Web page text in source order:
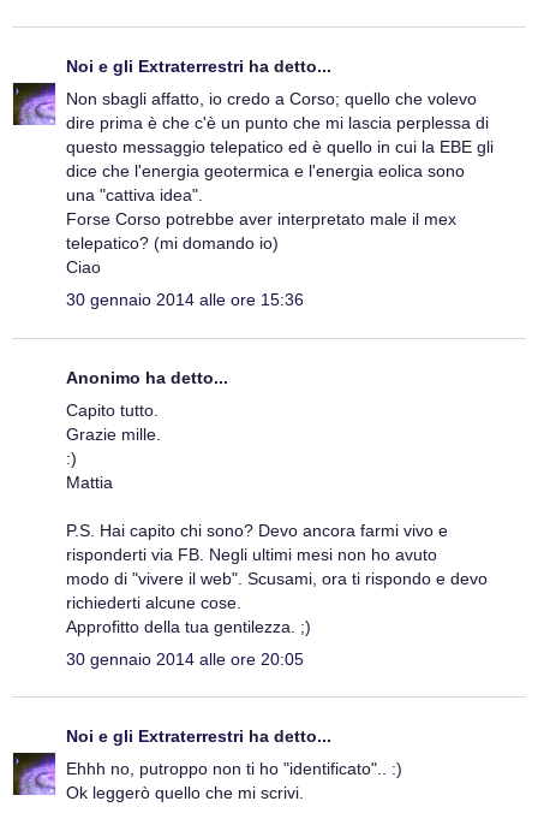
Noi e gli Extraterrestri ha detto...
Non sbagli affatto, io credo a Corso; quello che volevo
dire prima è che c'è un punto che mi lascia perplessa di
questo messaggio telepatico ed è quello in cui la EBE gli
dice che l'energia geotermica e l'energia eolica sono
una "cattiva idea".
Forse Corso potrebbe aver interpretato male il mex
telepatico? (mi domando io)
Ciao
30 gennaio 2014 alle ore 15:36
Anonimo ha detto...
Capito tutto.
Grazie mille.
:)
Mattia
P.S. Hai capito chi sono? Devo ancora farmi vivo e
risponderti via FB. Negli ultimi mesi non ho avuto
modo di "vivere il web". Scusami, ora ti rispondo e devo
richiederti alcune cose.
Approfitto della tua gentilezza. ;)
30 gennaio 2014 alle ore 20:05
Noi e gli Extraterrestri ha detto...
Ehhh no, putroppo non ti ho "identificato".. :)
Ok leggerò quello che mi scrivi.